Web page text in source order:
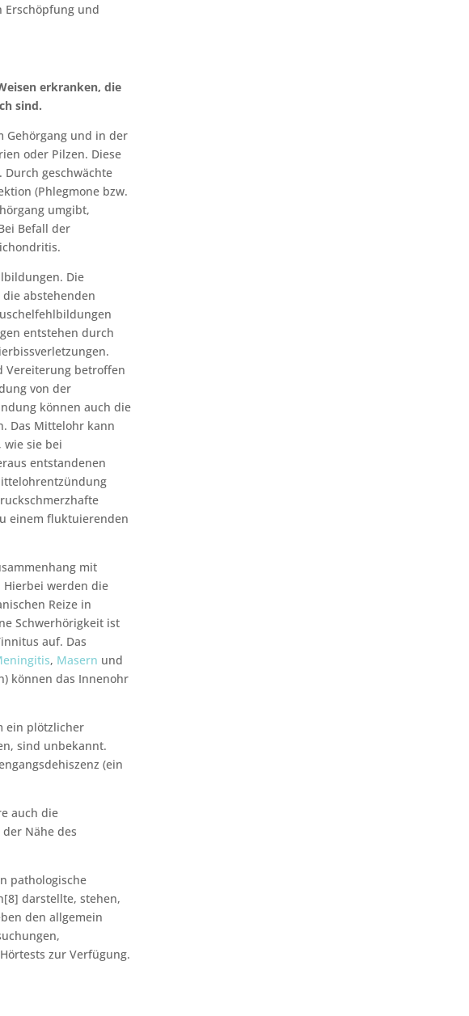
Erschöpfung und
erkranken, die
sind.
Gehörgang und in der
oder Pilzen. Diese
geschwächte
(Phlegmone bzw.
umgibt,
Befall der
Die
abstehenden
entstehen durch
Vereiterung betroffen
von der
können auch die
Das Mittelohr kann
wie sie bei
entstandenen
einem fluktuierenden
mit
werden die
Reize in
Schwerhörigkeit ist
auf. Das
, Masern und
können das Innenohr
ein plötzlicher
sind unbekannt.
(ein
auch die
Nähe des
pathologische
darstellte, stehen,
den allgemein
zur Verfügung.